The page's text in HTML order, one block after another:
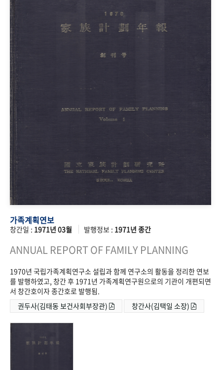
가족계획연보
창간일 : 1971년 03월 발행정보 : 1971년 종간
ANNUAL REPORT OF FAMILY PLANNING
1970년 국립가족계획연구소 설립과 함께 연구소의 활동을 정리한 연보
를 발행하였고, 창간 후 1971년 가족계획연구원으로의 기관이 개편되면
서 창간호이자 종간호로 발행됨.
권두사(김태동 보건사회부장관)
창간사(김택일 소장)